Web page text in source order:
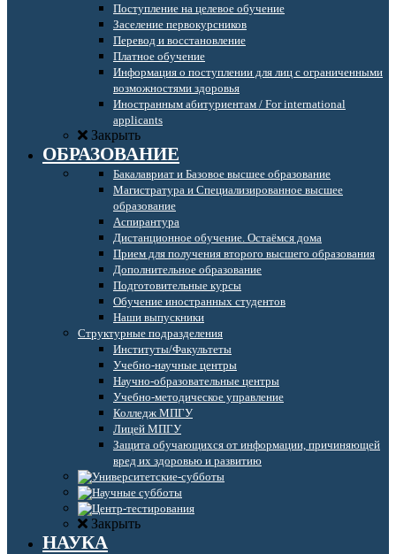
Поступление на целевое обучение
Заселение первокурсников
Перевод и восстановление
Платное обучение
Информация о поступлении для лиц с ограниченными
возможностями здоровья
Иностранным абитуриентам / For international
applicants
Закрыть
ОБРАЗОВАНИЕ
Бакалавриат и Базовое высшее образование
Магистратура и Специализированное высшее
образование
Аспирантура
Дистанционное обучение. Остаёмся дома
Прием для получения второго высшего образования
Дополнительное образование
Подготовительные курсы
Обучение иностранных студентов
Наши выпускники
Структурные подразделения
Институты/Факультеты
Учебно-научные центры
Научно-образовательные центры
Учебно-методическое управление
Колледж МПГУ
Лицей МПГУ
Защита обучающихся от информации, причиняющей
вред их здоровью и развитию
Закрыть
НАУКА